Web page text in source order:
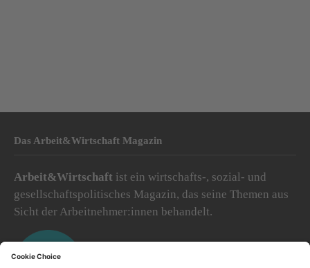
Das Arbeit&Wirtschaft Magazin
Arbeit&Wirtschaft ist ein wirtschafts-, sozial- und
gesellschaftspolitisches Magazin, das seine Themen aus
Sicht der Arbeitnehmer:innen behandelt.